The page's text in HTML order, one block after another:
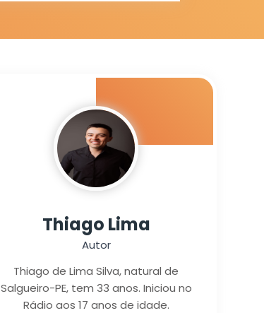
Thiago Lima
Autor
Thiago de Lima Silva, natural de
Salgueiro-PE, tem 33 anos. Iniciou no
Rádio aos 17 anos de idade.